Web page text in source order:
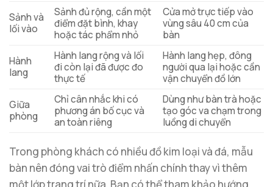
Sảnh và
lối vào
Sảnh đủ rộng, cần một
điểm đặt bình, khay
hoặc tác phẩm nhỏ
Cửa mở trực tiếp vào
vùng sâu 40 cm của
bàn
Hành
lang
Hành lang rộng và lối
đi còn lại đã được đo
thực tế
Hành lang hẹp, đông
người qua lại hoặc cần
vận chuyển đồ lớn
Giữa
phòng
Chỉ cân nhắc khi có
phương án bố cục và
an toàn riêng
Dùng như bàn trà hoặc
tạo góc va chạm trong
luồng di chuyển
Trong phòng khách có nhiều đồ kim loại và đá, mẫu
bàn nên đóng vai trò điểm nhấn chính thay vì thêm
một lớp trang trí nữa. Bạn có thể tham khảo hướng